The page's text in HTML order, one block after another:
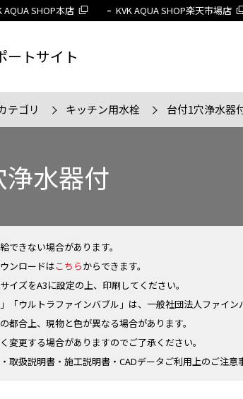
ートサイト
販売終了品を除く
AQUA SHOP本店 KVK AQUA SHOP楽天市場店
テゴリ キッチン用水栓 台付1穴浄水器
水器付
できない場合があります。
ンロードはこちらからできます。
ズをA3に設定の上、印刷してください。
「ウルトラファインバブル」は、一般社団法人ファイン
都合上、現物と色が異なる場合があります。
変更する場合がありますのでご了承ください。
取扱説明書・施工説明書・CADデータご利用上のご注意